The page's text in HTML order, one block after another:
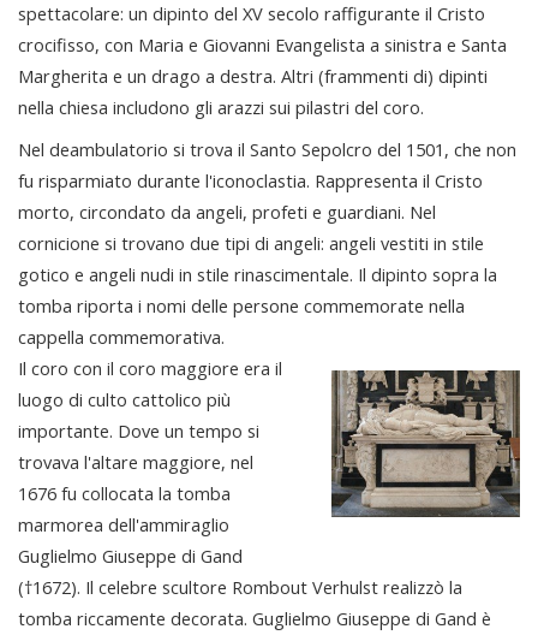
spettacolare: un dipinto del XV secolo raffigurante il Cristo
crocifisso, con Maria e Giovanni Evangelista a sinistra e Santa
Margherita e un drago a destra. Altri (frammenti di) dipinti
nella chiesa includono gli arazzi sui pilastri del coro.
Nel deambulatorio si trova il Santo Sepolcro del 1501, che non
fu risparmiato durante l'iconoclastia. Rappresenta il Cristo
morto, circondato da angeli, profeti e guardiani. Nel
cornicione si trovano due tipi di angeli: angeli vestiti in stile
gotico e angeli nudi in stile rinascimentale. Il dipinto sopra la
tomba riporta i nomi delle persone commemorate nella
cappella commemorativa.
Il coro con il coro maggiore era il
luogo di culto cattolico più
importante. Dove un tempo si
trovava l'altare maggiore, nel
1676 fu collocata la tomba
marmorea dell'ammiraglio
Guglielmo Giuseppe di Gand
(†1672). Il celebre scultore Rombout Verhulst realizzò la
tomba riccamente decorata. Guglielmo Giuseppe di Gand è